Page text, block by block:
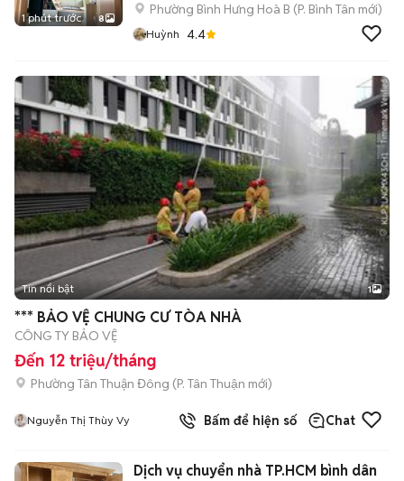
1 phút trước 8
Phường Bình Hưng Hoà B (P. Bình Tân mới)
Huỳnh 4.4
Tin nổi bật 1
*** BẢO VỆ CHUNG CƯ TÒA NHÀ
CÔNG TY BẢO VỆ
Đến 12 triệu/tháng
Phường Tân Thuận Đông (P. Tân Thuận mới)
Nguyễn Thị Thùy Vy Bấm để hiện số Chat
Dịch vụ chuyển nhà TP.HCM bình dân